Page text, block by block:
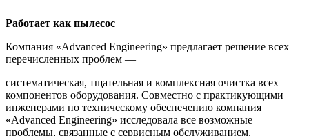
Работает как пылесос
Компания «Advanced Engineering» предлагает решение всех
перечисленных проблем —
систематическая, тщательная и комплексная очистка всех
компонентов оборудования. Совместно с практикующими
инженерами по техническому обеспечению компания
«Advanced Engineering» исследовала все возможные
проблемы, связанные с сервисным обслуживанием,